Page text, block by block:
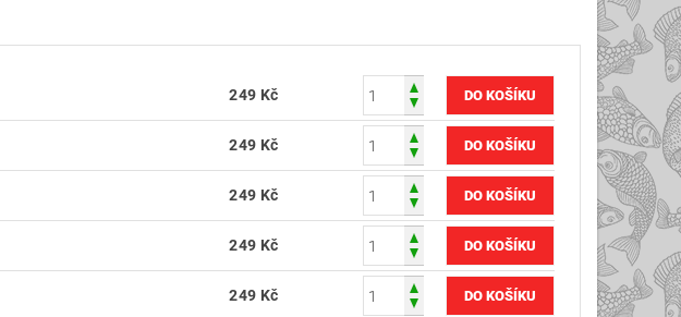
249 Kč
249 Kč
249 Kč
249 Kč
249 Kč